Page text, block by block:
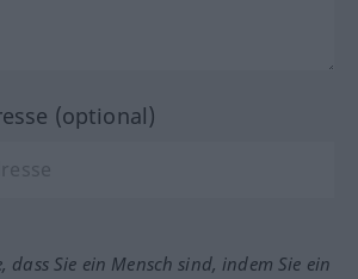
(optional)
dass Sie ein Mensch sind, indem Sie ein